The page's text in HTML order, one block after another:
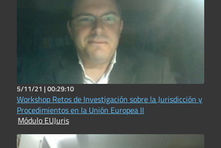
5/11/21 |00:29:10
Workshop Retos de Investigación sobre la Jurisdicción y
Procedimientos en la Unión Europea II
Módulo EUJuris